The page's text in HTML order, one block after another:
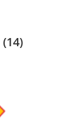
(14)